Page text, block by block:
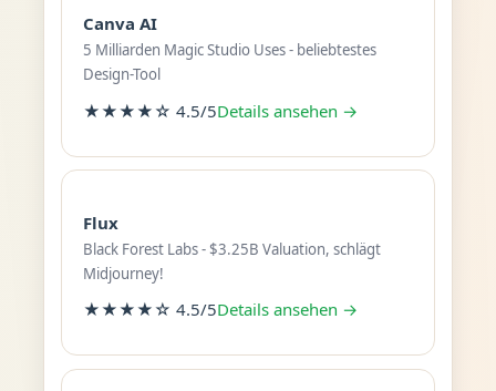
Canva AI
5 Milliarden Magic Studio Uses - beliebtestes
Design-Tool
★★★★☆ 4.5/5Details ansehen →
Flux
Black Forest Labs - $3.25B Valuation, schlägt
Midjourney!
★★★★☆ 4.5/5Details ansehen →